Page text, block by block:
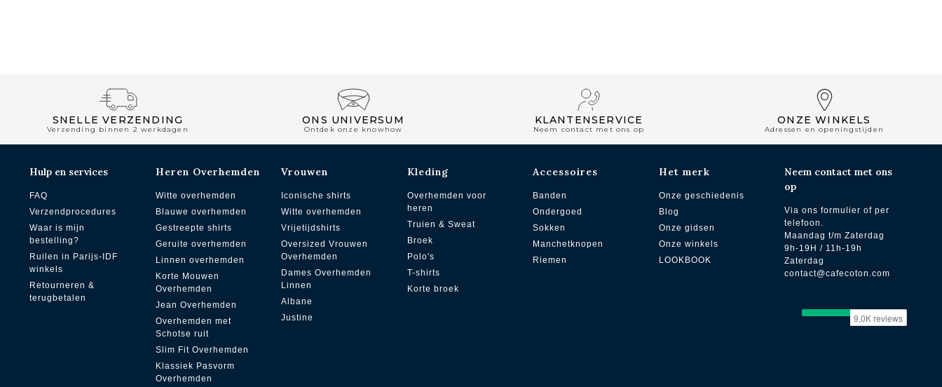
SNELLE VERZENDING
Verzending binnen 2 werkdagen
ONS UNIVERSUM
Ontdek onze knowhow
KLANTENSERVICE
Neem contact met ons op
ONZE WINKELS
Adressen en openingstijden
Hulp en services
FAQ
Verzendprocedures
Waar is mijn
bestelling?
Ruilen in Parijs-IDF
winkels
Retourneren &
terugbetalen
Heren Overhemden
Witte overhemden
Blauwe overhemden
Gestreepte shirts
Geruite overhemden
Linnen overhemden
Korte Mouwen
Overhemden
Jean Overhemden
Overhemden met
Schotse ruit
Slim Fit Overhemden
Klassiek Pasvorm
Overhemden
Vrouwen
Iconische shirts
Witte overhemden
Vrijetijdshirts
Oversized Vrouwen
Overhemden
Dames Overhemden
Linnen
Albane
Justine
Kleding
Overhemden voor
heren
Truien & Sweat
Broek
Polo's
T-shirts
Korte broek
Accessoires
Banden
Ondergoed
Sokken
Manchetknopen
Riemen
Het merk
Onze geschiedenis
Blog
Onze gidsen
Onze winkels
LOOKBOOK
Neem contact met ons
op
Via ons formulier of per
telefoon.
Maandag t/m Zaterdag
9h-19H / 11h-19h
Zaterdag
contact@cafecoton.com